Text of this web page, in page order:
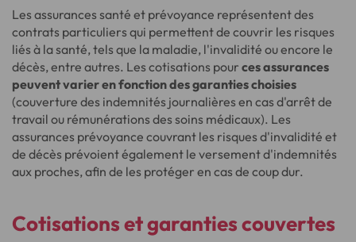
Les assurances santé et prévoyance représentent des
contrats particuliers qui permettent de couvrir les risques
liés à la santé, tels que la maladie, l'invalidité ou encore le
décès, entre autres. Les cotisations pour ces assurances
peuvent varier en fonction des garanties choisies
(couverture des indemnités journalières en cas d'arrêt de
travail ou rémunérations des soins médicaux). Les
assurances prévoyance couvrant les risques d'invalidité et
de décès prévoient également le versement d'indemnités
aux proches, afin de les protéger en cas de coup dur.
Cotisations et garanties couvertes